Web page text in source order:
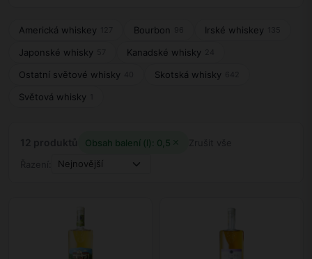
Americká whiskey Bourbon Irské whiskey
Japonské whisky Kanadské whisky
Ostatní světové whisky Skotská whisky
Světová whisky
Obsah balení (l): 0,5